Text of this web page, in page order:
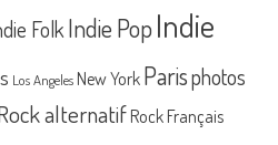
FolkIndie PopIndie
Los Angeles New York Parisphotos
alternatif Rock Français